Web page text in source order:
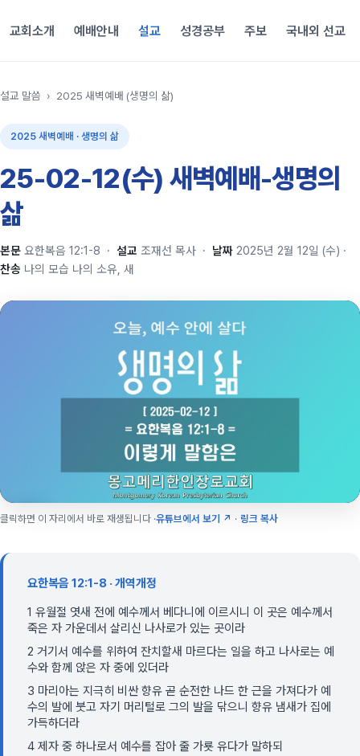
교회소개 예배안내 설교 성경공부 주보 국내외 선교
설교 말씀 › 2025 새벽예배 (생명의 삶)
2025 새벽예배 · 생명의 삶
25-02-12(수) 새벽예배-생명의
삶
본문 요한복음 12:1-8 · 설교 조재선 목사 · 날짜 2025년 2월 12일 (수) ·
찬송 나의 모습 나의 소유, 새
클릭하면 이 자리에서 바로 재생됩니다 ·유튜브에서 보기 ↗ · 링크 복사
요한복음 12:1-8 · 개역개정
1 유월절 엿새 전에 예수께서 베다니에 이르시니 이 곳은 예수께서
죽은 자 가운데서 살리신 나사로가 있는 곳이라
2 거기서 예수를 위하여 잔치할새 마르다는 일을 하고 나사로는 예
수와 함께 앉은 자 중에 있더라
3 마리아는 지극히 비싼 향유 곧 순전한 나드 한 근을 가져다가 예
수의 발에 붓고 자기 머리털로 그의 발을 닦으니 향유 냄새가 집에
가득하더라
4 제자 중 하나로서 예수를 잡아 줄 가룟 유다가 말하되